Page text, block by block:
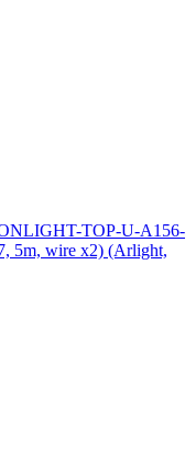
TOP-U-A156-
5m, wire x2) (Arlight,